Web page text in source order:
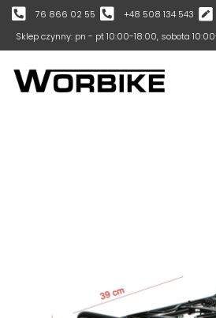
76 866 02 55 +48 508 134 543
Sklep czynny: pn - pt 10:00-18:00, sobota